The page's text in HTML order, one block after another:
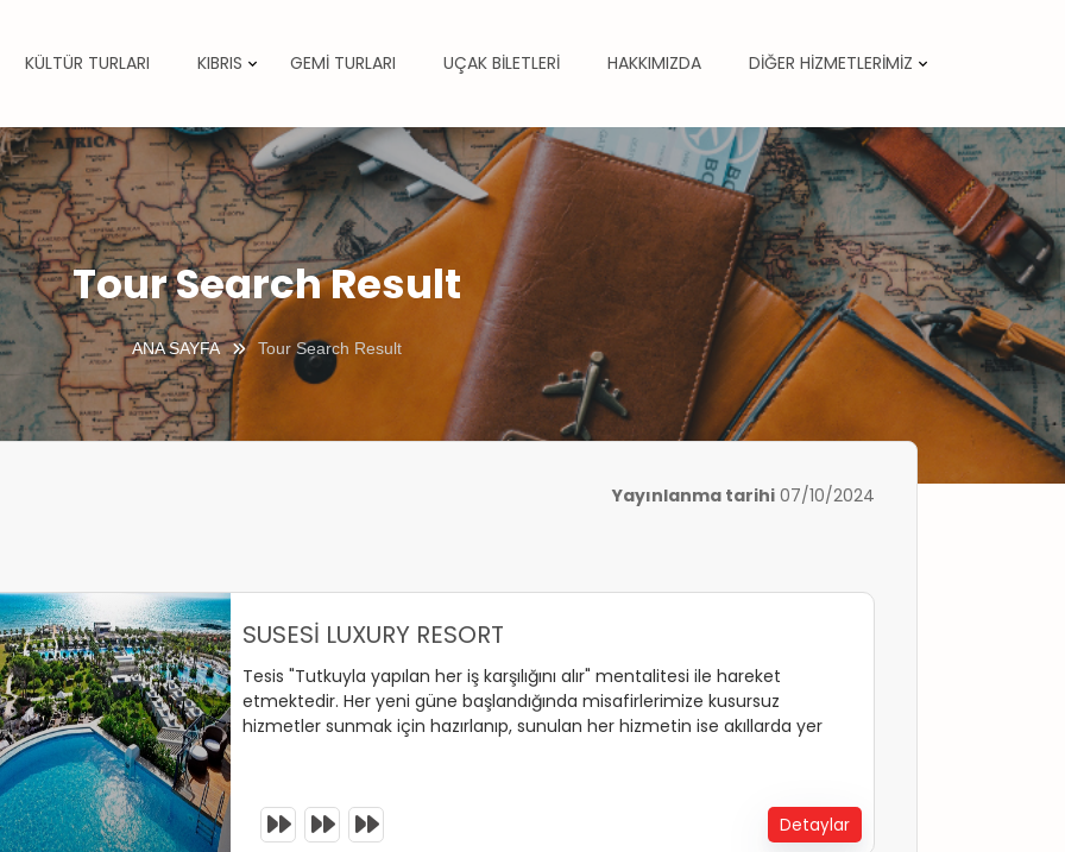
KÜLTÜR TURLARI KIBRIS GEMİ TURLARI UÇAK BİLETLERİ HAKKIMIZDA DİĞER HİZMETLERİMİZ
Tour Search Result
ANA SAYFA Tour Search Result
Yayınlanma tarihi 07/10/2024
SUSESİ LUXURY RESORT
Tesis "Tutkuyla yapılan her iş karşılığını alır" mentalitesi ile hareket
etmektedir. Her yeni güne başlandığında misafirlerimize kusursuz
hizmetler sunmak için hazırlanıp, sunulan her hizmetin ise akıllarda yer
Detaylar